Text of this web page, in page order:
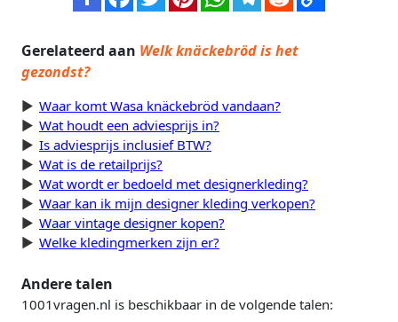
Gerelateerd aan Welk knäckebröd is het
gezondst?
Waar komt Wasa knäckebröd vandaan?
Wat houdt een adviesprijs in?
Is adviesprijs inclusief BTW?
Wat is de retailprijs?
Wat wordt er bedoeld met designerkleding?
Waar kan ik mijn designer kleding verkopen?
Waar vintage designer kopen?
Welke kledingmerken zijn er?
Andere talen
1001vragen.nl is beschikbaar in de volgende talen: